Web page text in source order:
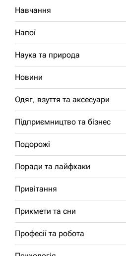
Навчання
Напої
Наука та природа
Новини
Одяг, взуття та аксесуари
Підприємництво та бізнес
Подорожі
Поради та лайфхаки
Привітання
Прикмети та сни
Професії та робота